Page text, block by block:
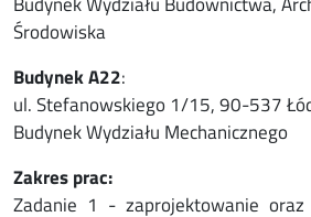
Środowiska
Budynek A22:
ul. Stefanowskiego 1/15, 90-537
Budynek Wydziału Mechanicznego
Zakres prac:
Zadanie 1 - zaprojektowanie oraz